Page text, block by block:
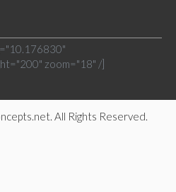
zoom="18" /]
All Rights Reserved.